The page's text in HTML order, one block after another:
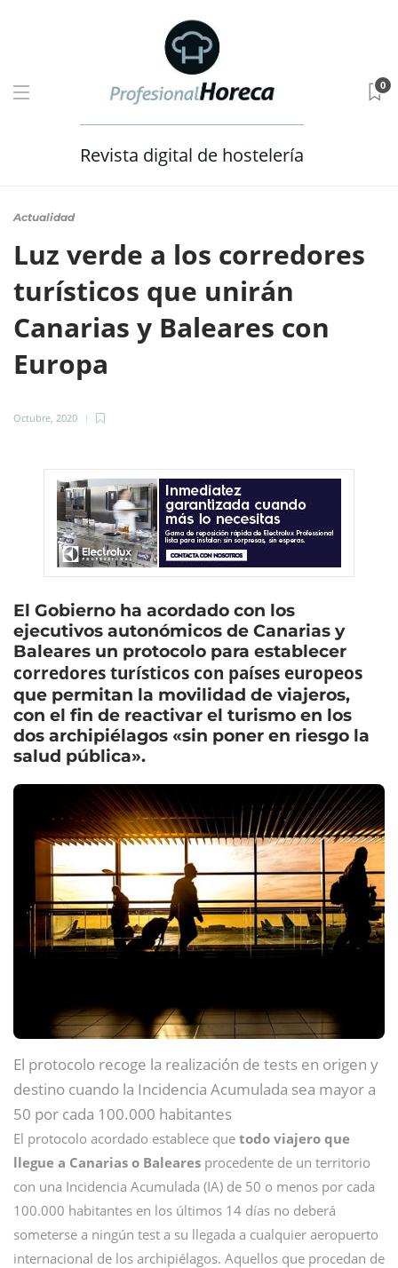
Revista digital de hostelería
0
Actualidad
Luz verde a los corredores
turísticos que unirán
Canarias y Baleares con
Europa
Octubre, 2020
El Gobierno ha acordado con los
ejecutivos autonómicos de Canarias y
Baleares un protocolo para establecer
corredores turísticos con países europeos
que permitan la movilidad de viajeros,
con el fin de reactivar el turismo en los
dos archipiélagos «sin poner en riesgo la
salud pública».
El protocolo recoge la realización de tests en origen y
destino cuando la Incidencia Acumulada sea mayor a
50 por cada 100.000 habitantes
El protocolo acordado establece que todo viajero que
llegue a Canarias o Baleares procedente de un territorio
con una Incidencia Acumulada (IA) de 50 o menos por cada
100.000 habitantes en los últimos 14 días no deberá
someterse a ningún test a su llegada a cualquier aeropuerto
internacional de los archipiélagos. Aquellos que procedan de